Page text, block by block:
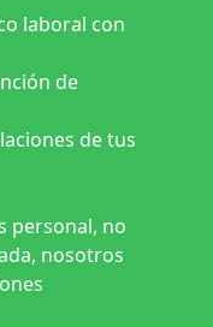
laboral con
de
de tus
personal, no
nosotros